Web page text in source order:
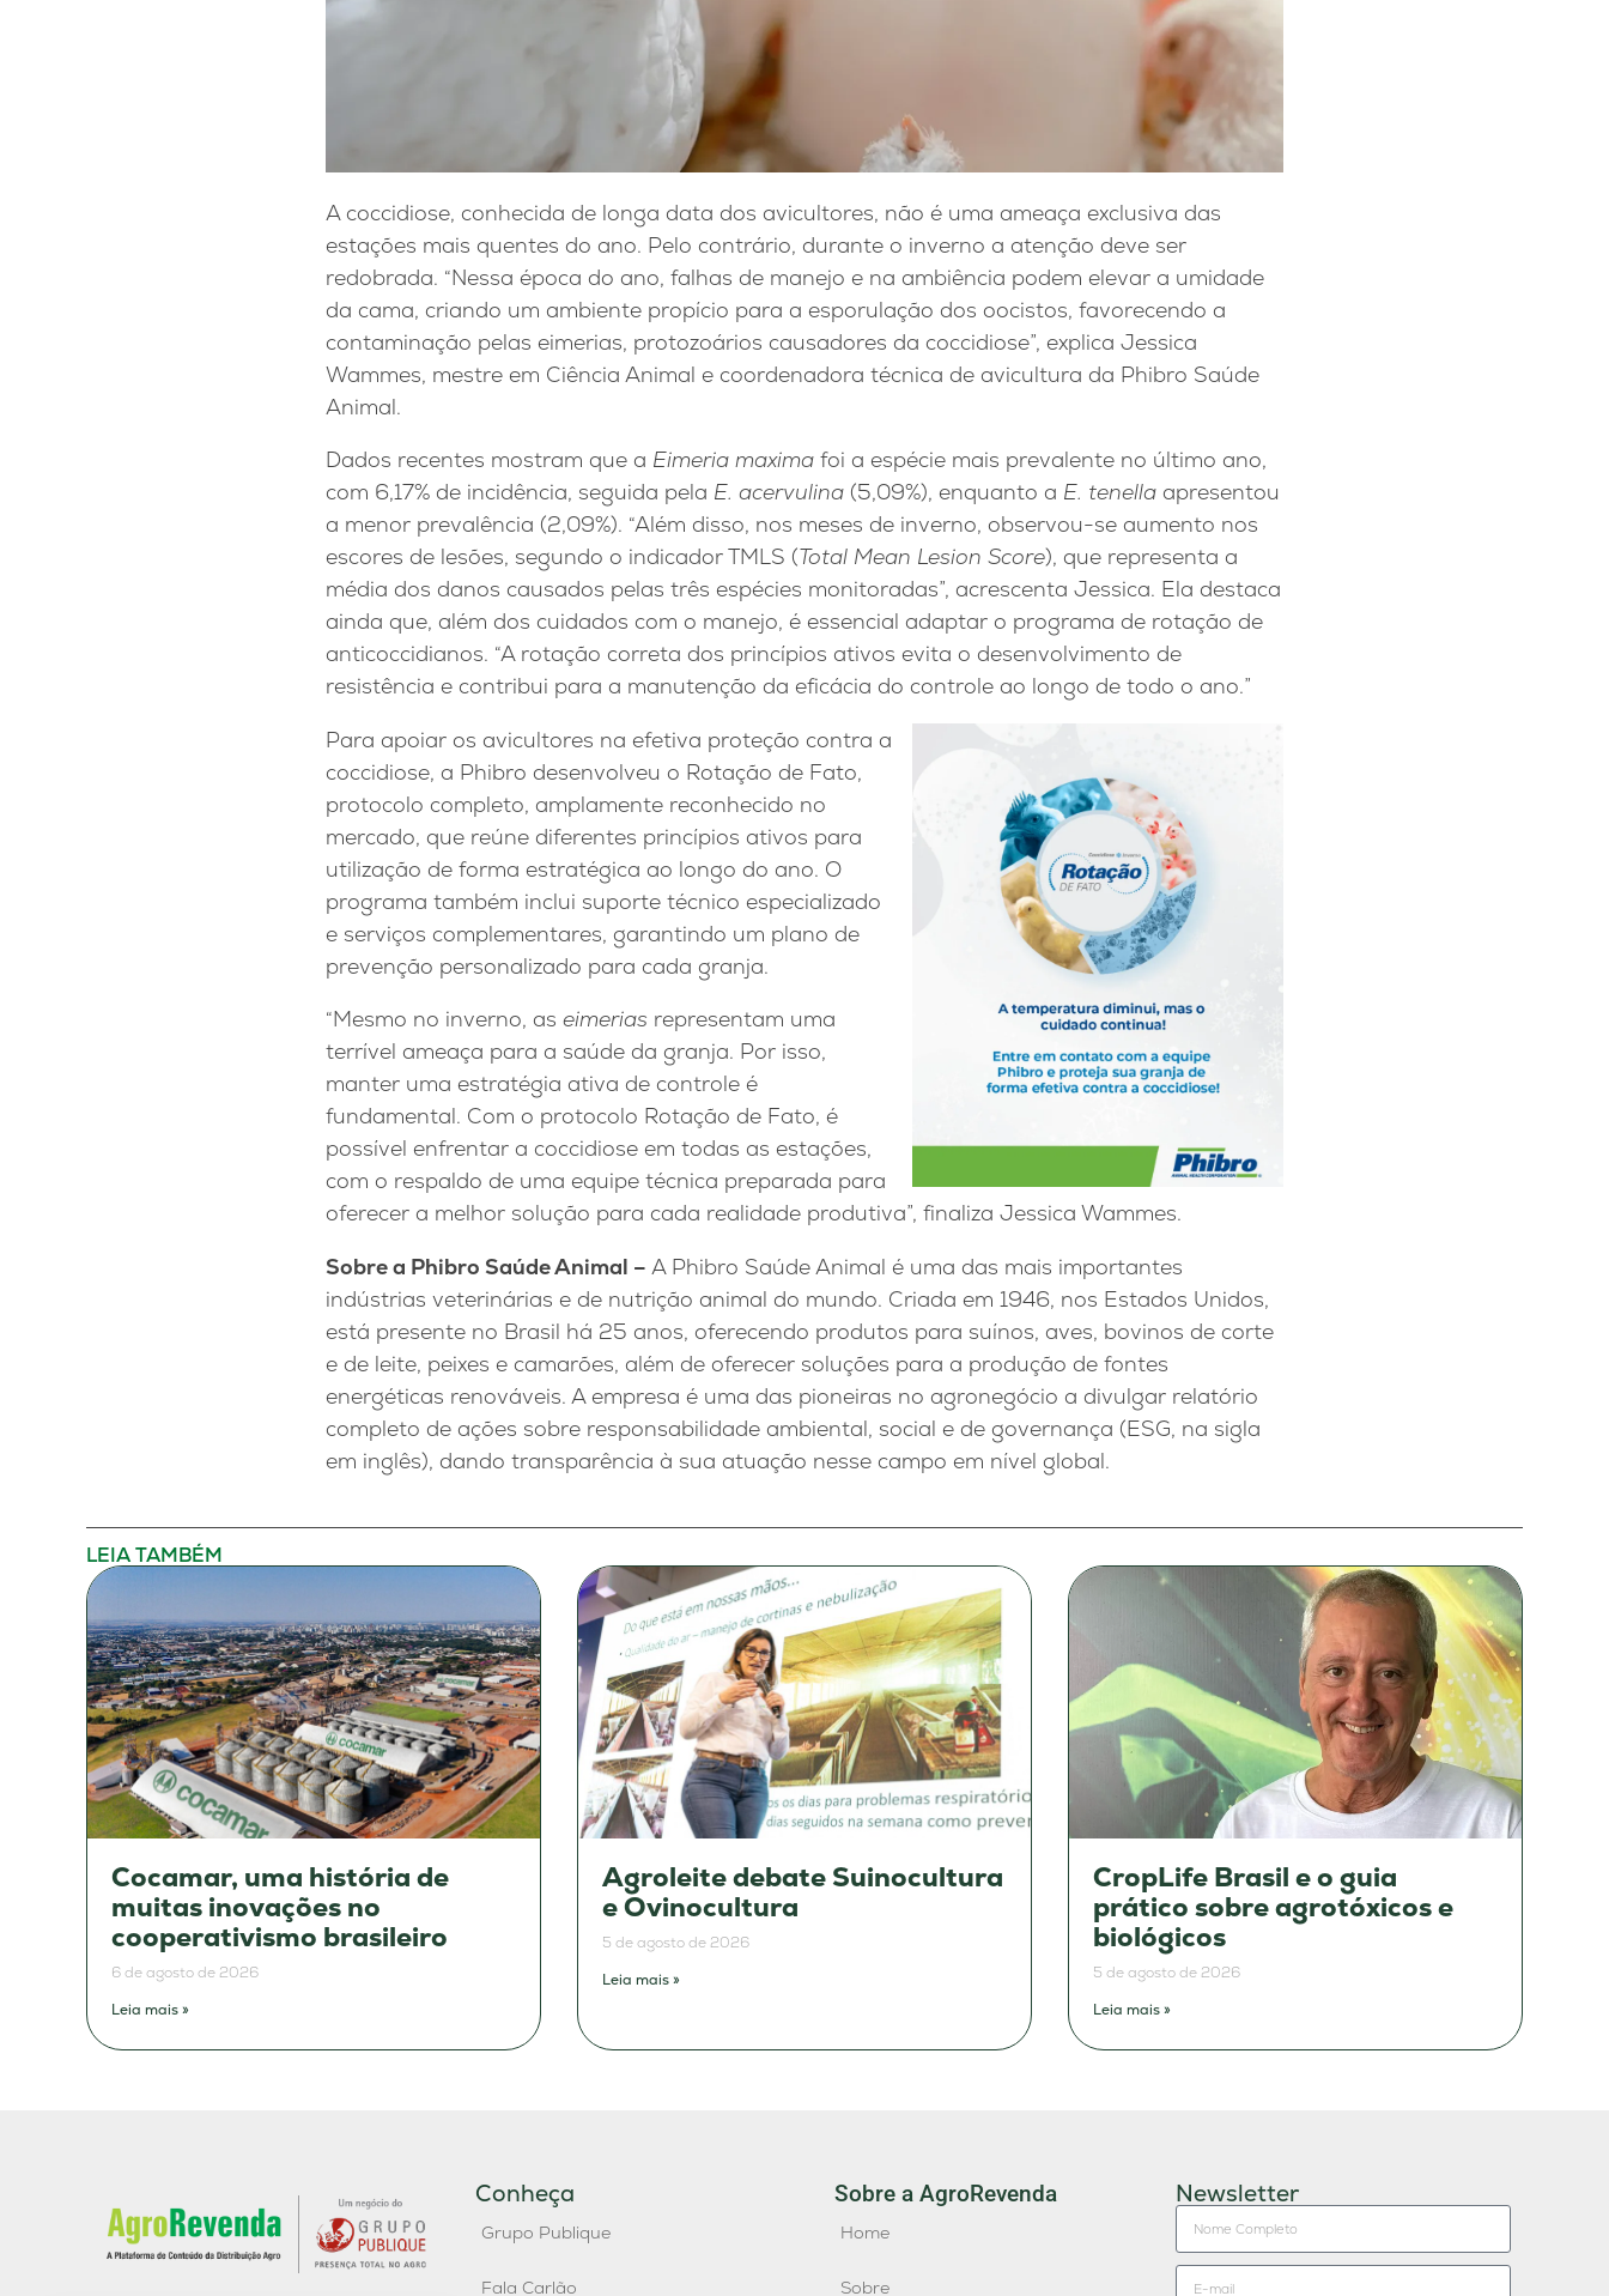
A coccidiose, conhecida de longa data dos avicultores, não é uma ameaça exclusiva das
estações mais quentes do ano. Pelo contrário, durante o inverno a atenção deve ser
redobrada. “Nessa época do ano, falhas de manejo e na ambiência podem elevar a umidade
da cama, criando um ambiente propício para a esporulação dos oocistos, favorecendo a
contaminação pelas eimerias, protozoários causadores da coccidiose”, explica Jessica
Wammes, mestre em Ciência Animal e coordenadora técnica de avicultura da Phibro Saúde
Animal.
Dados recentes mostram que a Eimeria maxima foi a espécie mais prevalente no último ano,
com 6,17% de incidência, seguida pela E. acervulina (5,09%), enquanto a E. tenella apresentou
a menor prevalência (2,09%). “Além disso, nos meses de inverno, observou-se aumento nos
escores de lesões, segundo o indicador TMLS (Total Mean Lesion Score), que representa a
média dos danos causados pelas três espécies monitoradas”, acrescenta Jessica. Ela destaca
ainda que, além dos cuidados com o manejo, é essencial adaptar o programa de rotação de
anticoccidianos. “A rotação correta dos princípios ativos evita o desenvolvimento de
resistência e contribui para a manutenção da eficácia do controle ao longo de todo o ano.”
Para apoiar os avicultores na efetiva proteção contra a
coccidiose, a Phibro desenvolveu o Rotação de Fato,
protocolo completo, amplamente reconhecido no
mercado, que reúne diferentes princípios ativos para
utilização de forma estratégica ao longo do ano. O
programa também inclui suporte técnico especializado
e serviços complementares, garantindo um plano de
prevenção personalizado para cada granja.
“Mesmo no inverno, as eimerias representam uma
terrível ameaça para a saúde da granja. Por isso,
manter uma estratégia ativa de controle é
fundamental. Com o protocolo Rotação de Fato, é
possível enfrentar a coccidiose em todas as estações,
com o respaldo de uma equipe técnica preparada para
oferecer a melhor solução para cada realidade produtiva”, finaliza Jessica Wammes.
Sobre a Phibro Saúde Animal – A Phibro Saúde Animal é uma das mais importantes
indústrias veterinárias e de nutrição animal do mundo. Criada em 1946, nos Estados Unidos,
está presente no Brasil há 25 anos, oferecendo produtos para suínos, aves, bovinos de corte
e de leite, peixes e camarões, além de oferecer soluções para a produção de fontes
energéticas renováveis. A empresa é uma das pioneiras no agronegócio a divulgar relatório
completo de ações sobre responsabilidade ambiental, social e de governança (ESG, na sigla
em inglês), dando transparência à sua atuação nesse campo em nível global.
LEIA TAMBÉM
Cocamar, uma história de
muitas inovações no
cooperativismo brasileiro
6 de agosto de 2026
Leia mais »
Agroleite debate Suinocultura
e Ovinocultura
5 de agosto de 2026
Leia mais »
CropLife Brasil e o guia
prático sobre agrotóxicos e
biológicos
5 de agosto de 2026
Leia mais »
Conheça
Grupo Publique
Fala Carlão
Sobre a AgroRevenda
Home
Sobre
Newsletter